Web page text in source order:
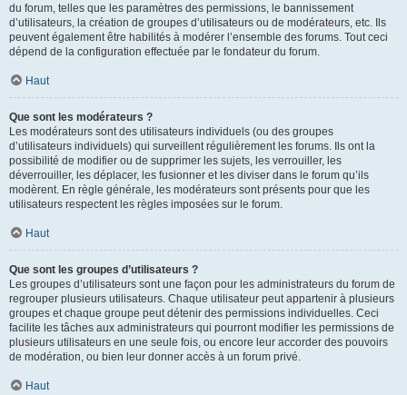
du forum, telles que les paramètres des permissions, le bannissement
d’utilisateurs, la création de groupes d’utilisateurs ou de modérateurs, etc. Ils
peuvent également être habilités à modérer l’ensemble des forums. Tout ceci
dépend de la configuration effectuée par le fondateur du forum.
Haut
Que sont les modérateurs ?
Les modérateurs sont des utilisateurs individuels (ou des groupes
d’utilisateurs individuels) qui surveillent régulièrement les forums. Ils ont la
possibilité de modifier ou de supprimer les sujets, les verrouiller, les
déverrouiller, les déplacer, les fusionner et les diviser dans le forum qu’ils
modèrent. En règle générale, les modérateurs sont présents pour que les
utilisateurs respectent les règles imposées sur le forum.
Haut
Que sont les groupes d’utilisateurs ?
Les groupes d’utilisateurs sont une façon pour les administrateurs du forum de
regrouper plusieurs utilisateurs. Chaque utilisateur peut appartenir à plusieurs
groupes et chaque groupe peut détenir des permissions individuelles. Ceci
facilite les tâches aux administrateurs qui pourront modifier les permissions de
plusieurs utilisateurs en une seule fois, ou encore leur accorder des pouvoirs
de modération, ou bien leur donner accès à un forum privé.
Haut